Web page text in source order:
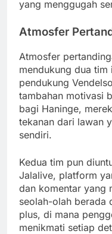
yang menggugah
Atmosfer
Atmosfer
mendukung dua tim
pendukung
tambahan motivasi
bagi Haninge,
tekanan dari lawan
sendiri.
Kedua tim pun
Jalalive, platform
dan komentar yang
seolah-olah berada
plus, di mana
menikmati setiap